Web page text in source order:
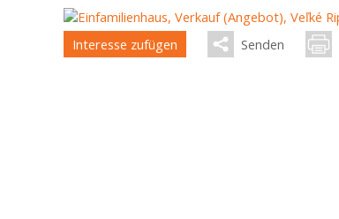
Interesse zufügen Senden